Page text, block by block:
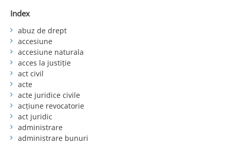
Index
abuz de drept
accesiune
accesiune naturala
acces la justiție
act civil
acte
acte juridice civile
acțiune revocatorie
act juridic
administrare
administrare bunuri